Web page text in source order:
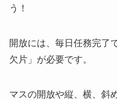
う！
開放には、毎日任務完了
欠片」が必要です。
マスの開放や縦、横、斜